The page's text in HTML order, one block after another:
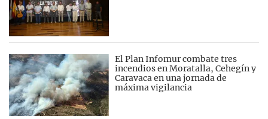
El Plan Infomur combate tres
incendios en Moratalla, Cehegín y
Caravaca en una jornada de
máxima vigilancia